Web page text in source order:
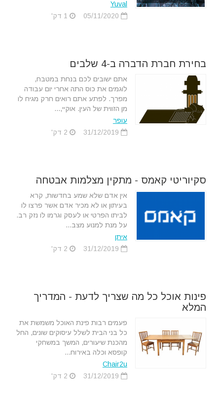
Yuval
בחירת חברת הדברה ב-4 שלבים
אתם ישובים לכם בנחת במטבח,
לוגמים את כוס התה אחרי יום עבודה
מפרך. לפתע אתם רואים חרק מגיח לו
מן הזווית של העין. אוקיי,...
עופר
סקיוריטי קאמס - מתקין מצלמות אבטחה
אין אדם שלא שמע בחדשות, קרא
בעיתון או לא מכיר אדם אשר פרצו לו
לביתו הפרטי או לעסק וגרמו לו נזק רב.
על מנת למנוע מצב...
איתן
פינות אוכל כל מה שצריך לדעת - המדריך
המלא
פעמים רבות פינת האוכל משמשת את
כל בני הבית לשלל עיסוקים שונים, החל
מהכנת שיעורים, המשך במשחקי
קופסא וכלה באירוח...
Chair2u